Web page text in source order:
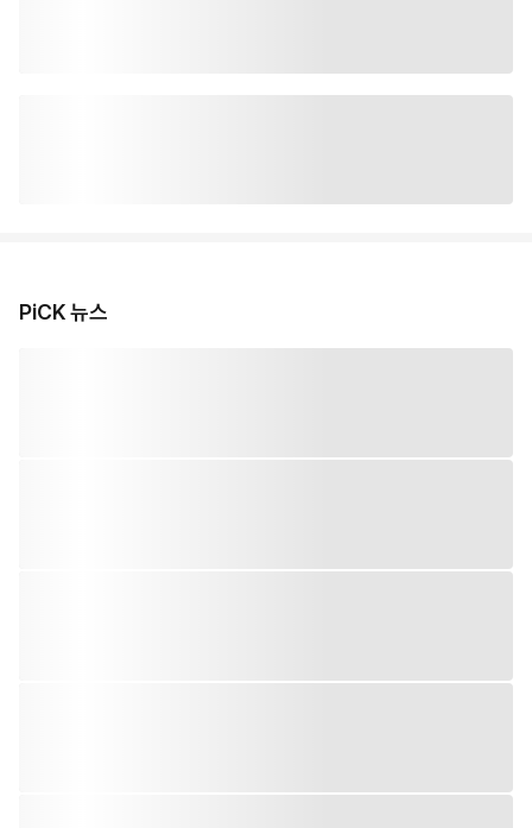
PiCK 뉴스